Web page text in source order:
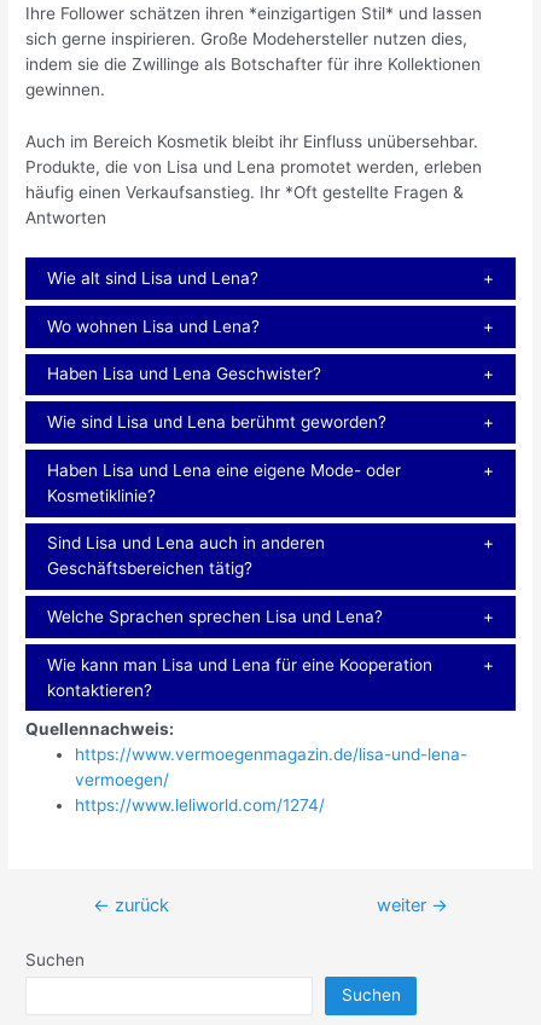
Ihre Follower schätzen ihren *einzigartigen Stil* und lassen
sich gerne inspirieren. Große Modehersteller nutzen dies,
indem sie die Zwillinge als Botschafter für ihre Kollektionen
gewinnen.
Auch im Bereich Kosmetik bleibt ihr Einfluss unübersehbar.
Produkte, die von Lisa und Lena promotet werden, erleben
häufig einen Verkaufsanstieg. Ihr *Oft gestellte Fragen &
Antworten
Wie alt sind Lisa und Lena?
Wo wohnen Lisa und Lena?
Haben Lisa und Lena Geschwister?
Wie sind Lisa und Lena berühmt geworden?
Haben Lisa und Lena eine eigene Mode- oder
Kosmetiklinie?
Sind Lisa und Lena auch in anderen
Geschäftsbereichen tätig?
Welche Sprachen sprechen Lisa und Lena?
Wie kann man Lisa und Lena für eine Kooperation
kontaktieren?
Quellennachweis:
https://www.vermoegenmagazin.de/lisa-und-lena-
vermoegen/
https://www.leliworld.com/1274/
Beitragsnavigation
← zurück weiter →
Suchen
Suchen